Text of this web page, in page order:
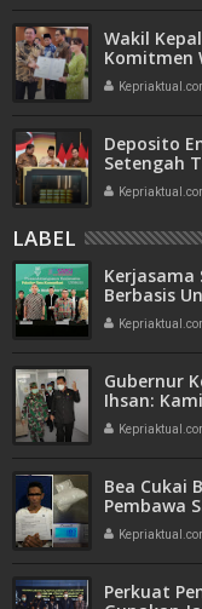
Wakil
Komitmen
Deposito
Setengah
Bank Emas
LABEL
Kerjasama
Berbasis
Gubernur
Ihsan:
Bea Cukai
Pembawa
Perkuat